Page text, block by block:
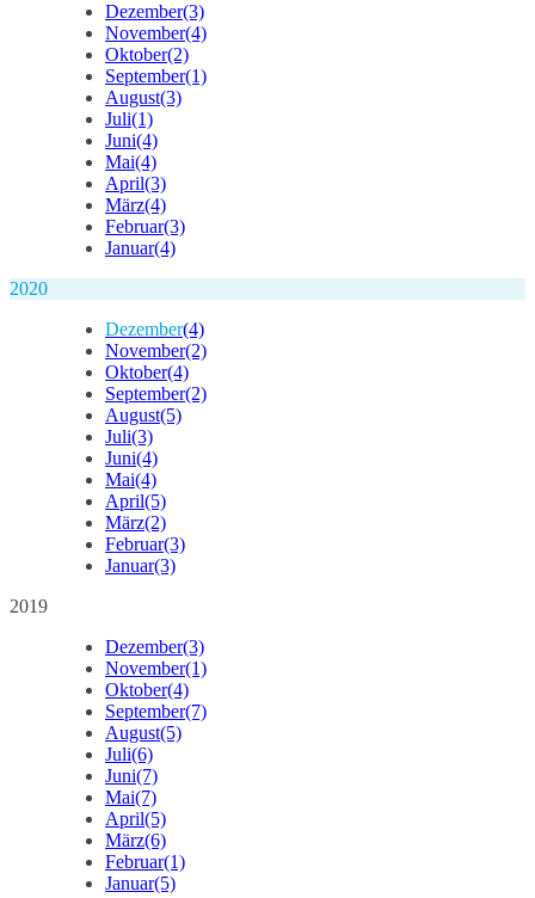
Dezember(3)
November(4)
Oktober(2)
September(1)
August(3)
Juli(1)
Juni(4)
Mai(4)
April(3)
März(4)
Februar(3)
Januar(4)
2020
Dezember(4)
November(2)
Oktober(4)
September(2)
August(5)
Juli(3)
Juni(4)
Mai(4)
April(5)
März(2)
Februar(3)
Januar(3)
2019
Dezember(3)
November(1)
Oktober(4)
September(7)
August(5)
Juli(6)
Juni(7)
Mai(7)
April(5)
März(6)
Februar(1)
Januar(5)